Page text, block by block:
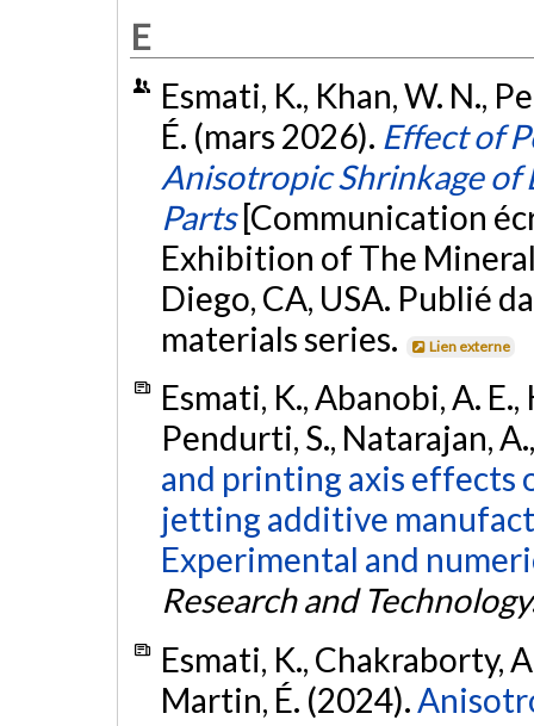
E
Esmati, K., Khan, W. N.,
É. (mars 2026). Effect of
Anisotropic Shrinkage of
Parts [Communication
Exhibition of The
Diego, CA, USA. Publié
materials series.
Lien externe
Esmati, K., Abanobi, A.
Pendurti, S., Natarajan,
and printing axis effects
jetting additive
Experimental and
Research and Technology
Esmati, K., Chakraborty,
Martin, É. (2024).